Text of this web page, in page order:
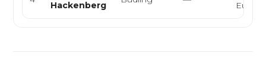
Hackenberg